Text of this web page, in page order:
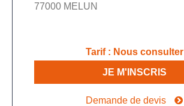
77000 MELUN
Tarif: Nous consulter
JE M'INSCRIS
Demande de devis